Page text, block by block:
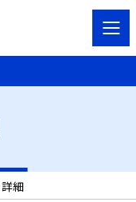
詳細